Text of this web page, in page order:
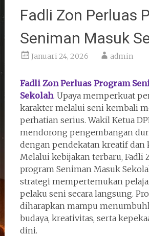
Fadli Zon Perluas
Seniman Masuk
Januari 24, 2026 admin
Fadli Zon Perluas Program
Sekolah. Upaya memperkuat
karakter melalui seni kembali
perhatian serius. Wakil Ketua
mendorong pengembangan
dengan pendekatan kreatif dan
Melalui kebijakan terbaru, Fadli
program Seniman Masuk
strategi mempertemukan
pelaku seni secara langsung.
diharapkan mampu
budaya, kreativitas, serta
dini.